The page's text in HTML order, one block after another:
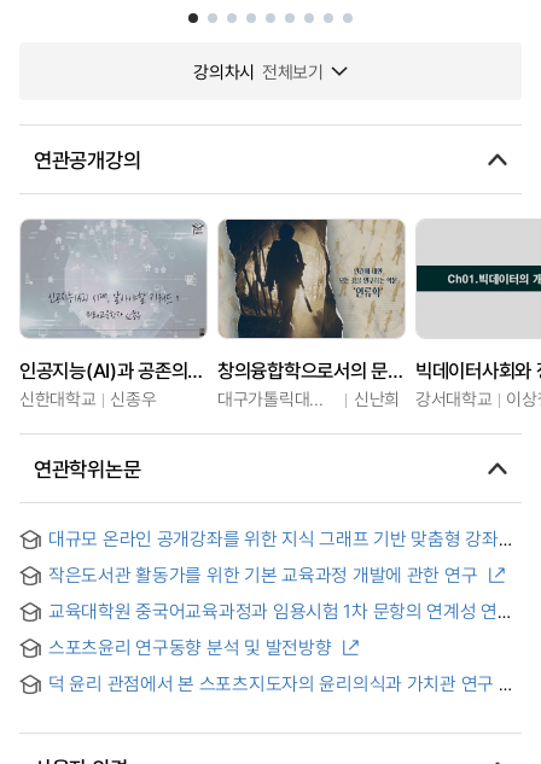
강의차시 전체보기
연관공개강의
인공지능(AI)과 공존의 시대, 알아야할 키워드
신한대학교 신종우
창의융합학으로서의 문화인류학
대구가톨릭대학교 신난희
빅데이터사회와
강서대학교 이
연관학위논문
대규모 온라인 공개강좌를 위한 지식 그래프 기반 맞춤형 강좌
recommendation for MOOCs
작은도서관 활동가를 위한 기본 교육과정 개발에 관한 연구
교육대학원 중국어교육과정과 임용시험 1차 문항의 연계성 연구
스포츠윤리 연구동향 분석 및 발전방향
덕 윤리 관점에서 본 스포츠지도자의 윤리의식과 가치관 연구 =